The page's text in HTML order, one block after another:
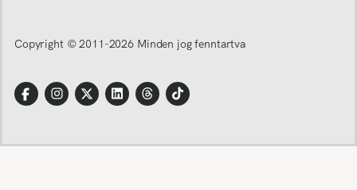
Copyright © 2011-2026 Minden jog fenntartva